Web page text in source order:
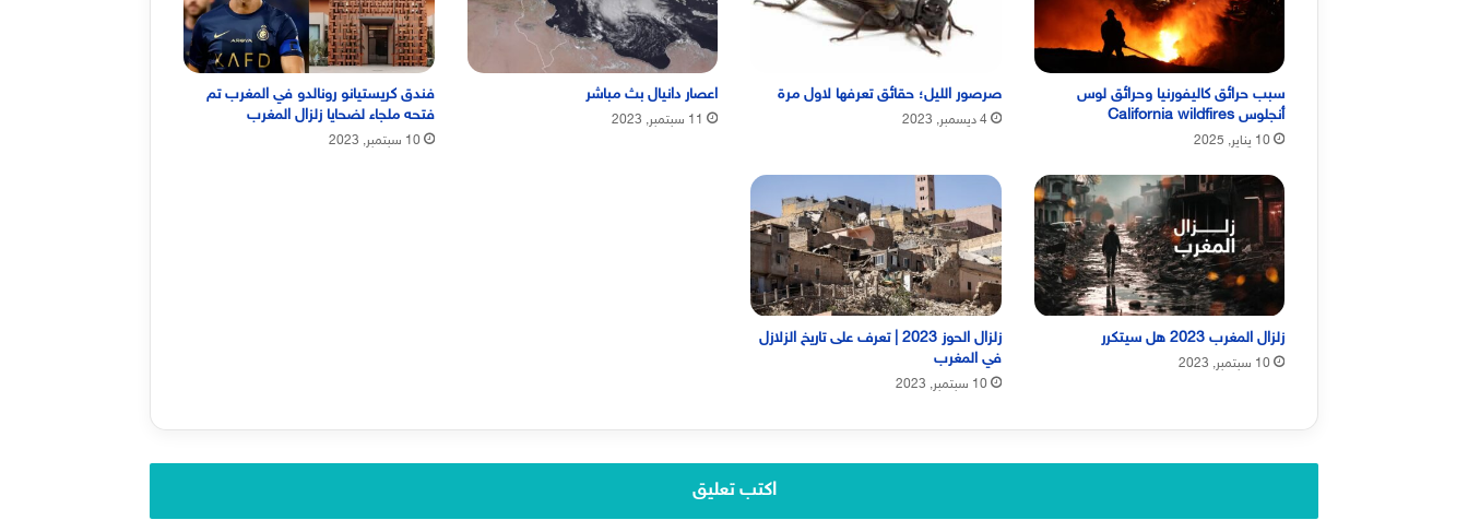
سبب حرائق كاليفورنيا وحرائق لوس
أنجلوس California wildfires
10 يناير, 2025
صرصور الليل؛ حقائق تعرفها لاول مرة
4 ديسمبر, 2023
اعصار دانيال بث مباشر
11 سبتمبر, 2023
فندق كريستيانو رونالدو في المغرب تم
فتحه ملجاء لضحايا زلزال المغرب
10 سبتمبر, 2023
زلزال المغرب 2023 هل سيتكرر
10 سبتمبر, 2023
زلزال الحوز 2023 | تعرف على تاريخ الزلازل
في المغرب
10 سبتمبر, 2023
اكتب تعليق